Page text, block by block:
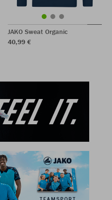
JAKO Sweat Organic
40,99 €